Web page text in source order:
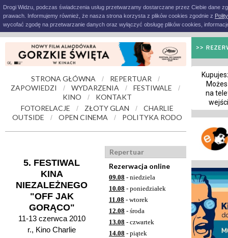
Drogi Widzu, podczas świadczenia usług przetwarzamy dostarczane przez Ciebie dane
prawach. Informujemy również, że nasza strona korzysta z plików cookies zgodnie z
wycofać zgodę na przetwarzanie danych oraz wyłączyć obsługę plików cookies,
STRONA GŁÓWNA / REPERTUAR /
ZAPOWIEDZI / WYDARZENIA / FESTIWALE /
KINO /
KONTAKT
FOTORELACJE
/ ZŁOTY GLAN /
CHARLIE
OUTSIDE
/ OPEN CINEMA / POLITYKA RODO
5. FESTIWAL
KINA
NIEZALEŻNEGO
"OFF JAK
GORĄCO"
11-13 czerwca 2010
r., Kino Charlie
Repertuar
Rezerwacja online
09.08 - niedziela
10.08 - poniedziałek
11.08 - wtorek
12.08 - środa
13.08 - czwartek
14.08 - piątek
na